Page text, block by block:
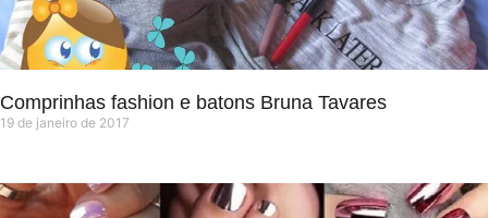
Comprinhas fashion e batons Bruna Tavares
19 de janeiro de 2017